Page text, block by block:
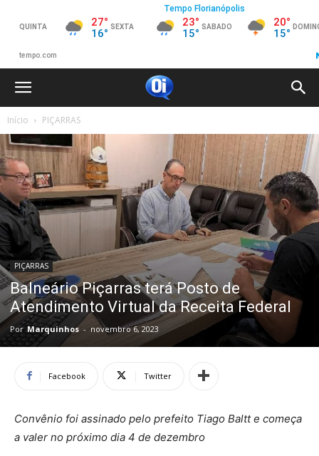
Início PIÇARRAS
PIÇARRAS
Balneário Piçarras terá Posto de
Atendimento Virtual da Receita Federal
Por Marquinhos - novembro 6, 2023
Facebook Twitter
Convênio foi assinado pelo prefeito Tiago Baltt e começa
a valer no próximo dia 4 de dezembro